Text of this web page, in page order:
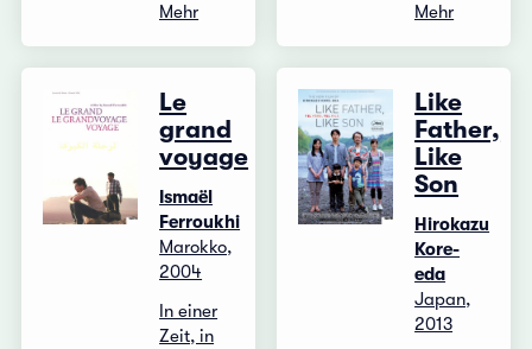
Mehr Mehr
Le
grand
voyage
Ismaël
Ferroukhi
Marokko,
2004
In einer
Zeit, in
Like
Father,
Like
Son
Hirokazu
Kore-
eda
Japan,
2013